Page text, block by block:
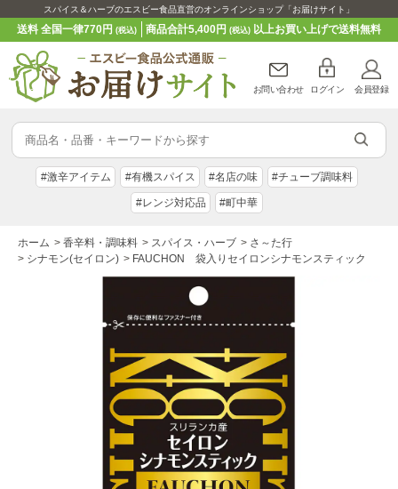
スパイス＆ハーブのエスビー食品直営のオンラインショップ「お届けサイト」
送料 全国一律770円(税込) 商品合計5,400円 (税込)以上お買い上げで送料無料
お問い合わせ ログイン 会員登録
#激辛アイテム #有機スパイス #名店の味 #チューブ調味料
#レンジ対応品 #町中華
ホーム > 香辛料・調味料 > スパイス・ハーブ > さ～た行
> シナモン(セイロン) > FAUCHON 袋入りセイロンシナモンスティック